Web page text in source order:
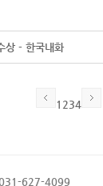
상 - 한국내화
1 234
627-4099